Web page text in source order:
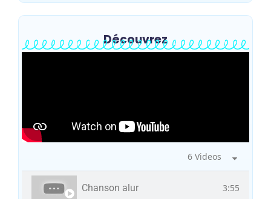
Découvrez
6 Videos
Chanson alur 3:55